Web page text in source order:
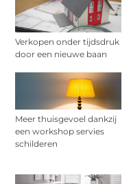
Verkopen onder tijdsdruk
door een nieuwe baan
Meer thuisgevoel dankzij
een workshop servies
schilderen